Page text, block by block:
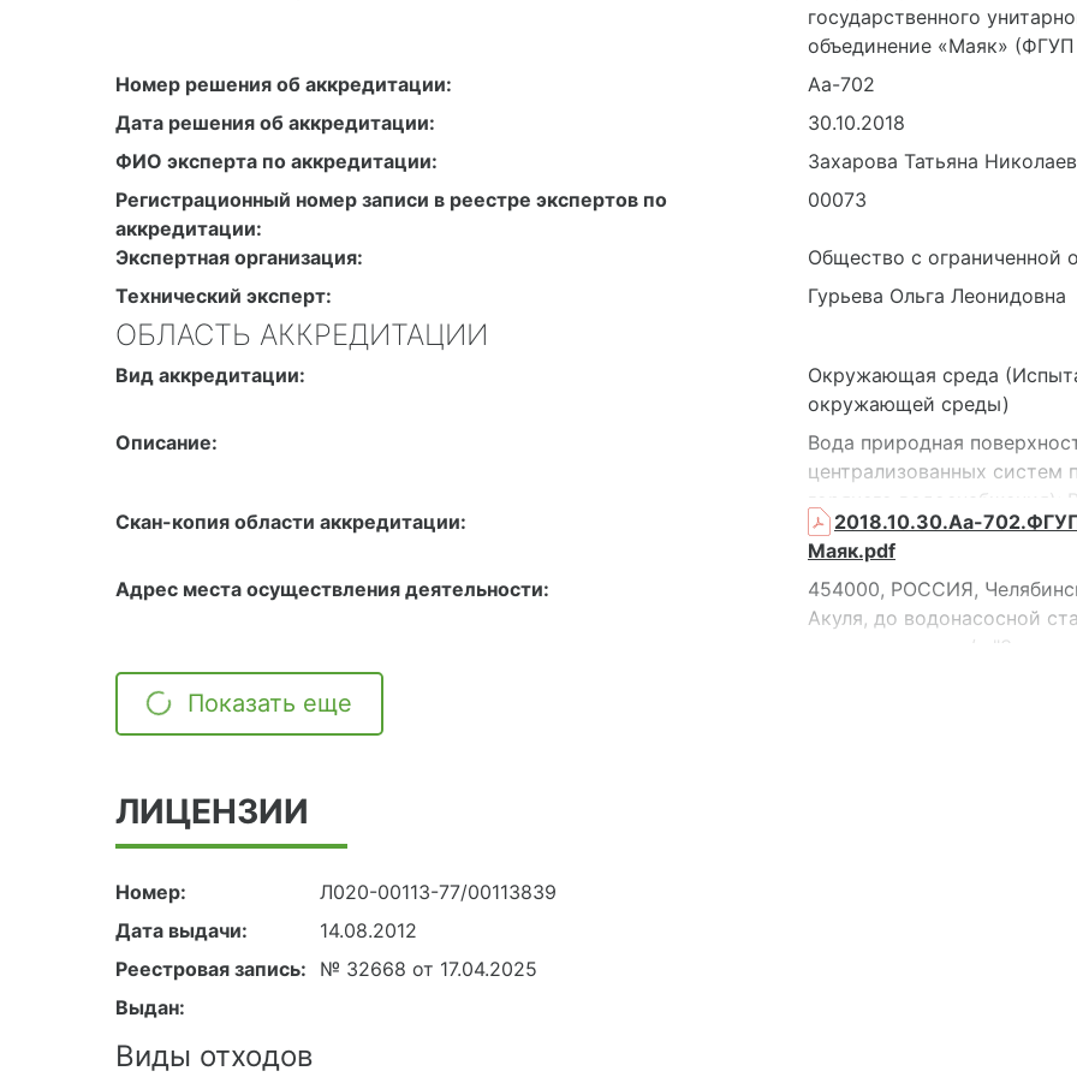
здание188А, 3 этаж
456780, РОССИЯ,
456780, РОССИЯ,
здание 105, этаж 1
49,51)
государственного
объединение «Маяк»
Номер решения об аккредитации:
Аа-702
Дата решения об аккредитации:
30.10.2018
ФИО эксперта по аккредитации:
Захарова Татьяна
Регистрационный номер записи в реестре экспертов по
аккредитации:
00073
Экспертная организация:
Общество с ограниченной
Технический эксперт:
Гурьева Ольга Леонидовна
ОБЛАСТЬ АККРЕДИТАЦИИ
Вид аккредитации:
Окружающая среда
окружающей среды)
Описание:
Вода природная
централизованных систем
горячего
Скан-копия области аккредитации:
2018.10.30.Аа-
Маяк.pdf
Адрес места осуществления деятельности:
454000, РОССИЯ,
Акуля, до водонасосной
м на восток от о/л
Показать еще
ЛИЦЕНЗИИ
Номер:
Л020-00113-77/00113839
Дата выдачи:
14.08.2012
Реестровая запись:
№ 32668 от 17.04.2025
Выдан:
Виды отходов